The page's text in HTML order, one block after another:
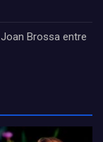
Brossa entre